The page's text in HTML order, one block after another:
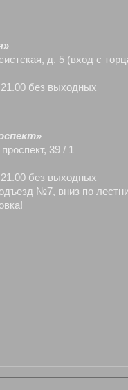
д. 5 (вход с
без выходных
39 / 1
без выходных
№7, вниз по